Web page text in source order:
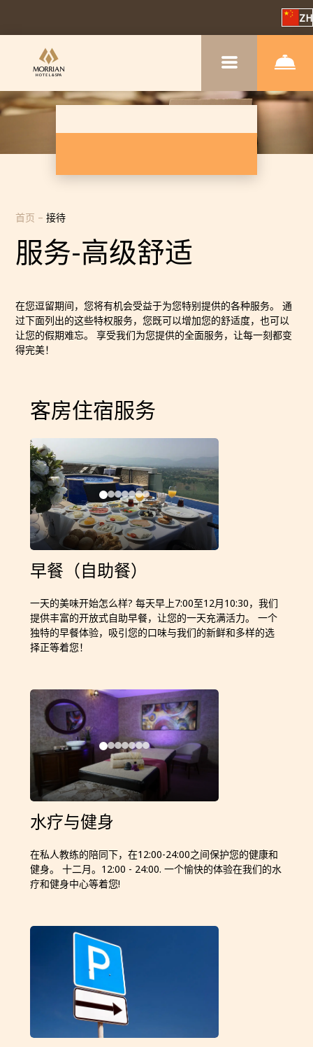
ZH
首页 –接待
服务-高级舒适
在您逗留期间，您将有机会受益于为您特别提供的各种服务。 通
过下面列出的这些特权服务，您既可以增加您的舒适度，也可以
让您的假期难忘。 享受我们为您提供的全面服务，让每一刻都变
得完美！
客房住宿服务
早餐（自助餐）
一天的美味开始怎么样? 每天早上7:00至12月10:30，我们
提供丰富的开放式自助早餐，让您的一天充满活力。 一个
独特的早餐体验，吸引您的口味与我们的新鲜和多样的选
择正等着您！
水疗与健身
在私人教练的陪同下，在12:00-24:00之间保护您的健康和
健身。 十二月。12:00 - 24:00. 一个愉快的体验在我们的水
疗和健身中心等着您!